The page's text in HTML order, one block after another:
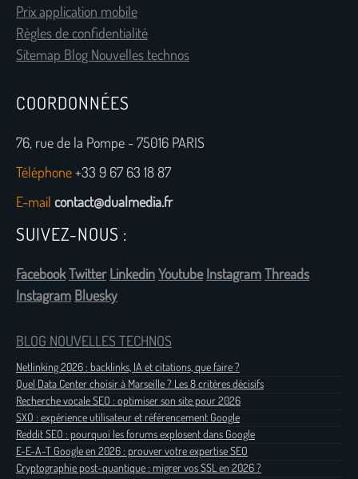
Prix application mobile
Règles de confidentialité
Sitemap Blog Nouvelles technos
COORDONNÉES
76, rue de la Pompe - 75016 PARIS
Téléphone+33 9 67 63 18 87
E-mail contact@dualmedia.fr
SUIVEZ-NOUS :
FacebookTwitter LinkedinYoutube InstagramThreads
Instagram Bluesky
BLOG NOUVELLES TECHNOS
Netlinking 2026 : backlinks, IA et citations, que faire ?
Quel Data Center choisir à Marseille ? Les 8 critères décisifs
Recherche vocale SEO : optimiser son site pour 2026
SXO : expérience utilisateur et référencement Google
Reddit SEO : pourquoi les forums explosent dans Google
E-E-A-T Google en 2026 : prouver votre expertise SEO
Cryptographie post-quantique : migrer vos SSL en 2026 ?